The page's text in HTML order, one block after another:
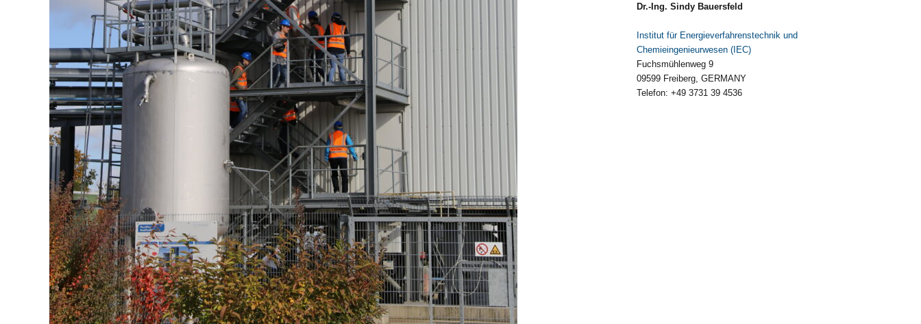
Dr.-Ing. Sindy Bauersfeld
Institut für Energieverfahrenstechnik und
Chemieingenieurwesen (IEC)
Fuchsmühlenweg 9
09599 Freiberg, GERMANY
Telefon: +49 3731 39 4536